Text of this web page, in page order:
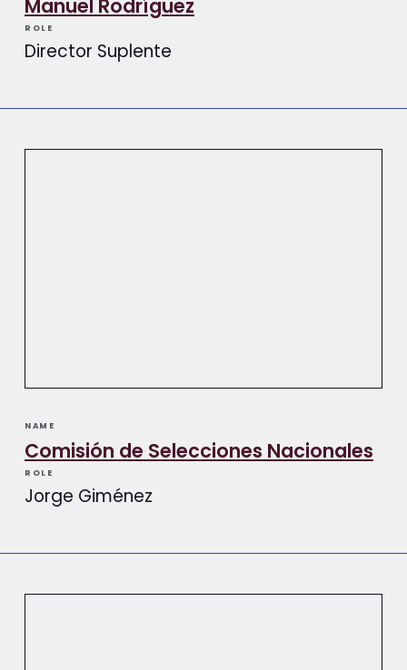
Manuel Rodríguez
ROLE
Director Suplente
NAME
Comisión de Selecciones Nacionales
ROLE
Jorge Giménez